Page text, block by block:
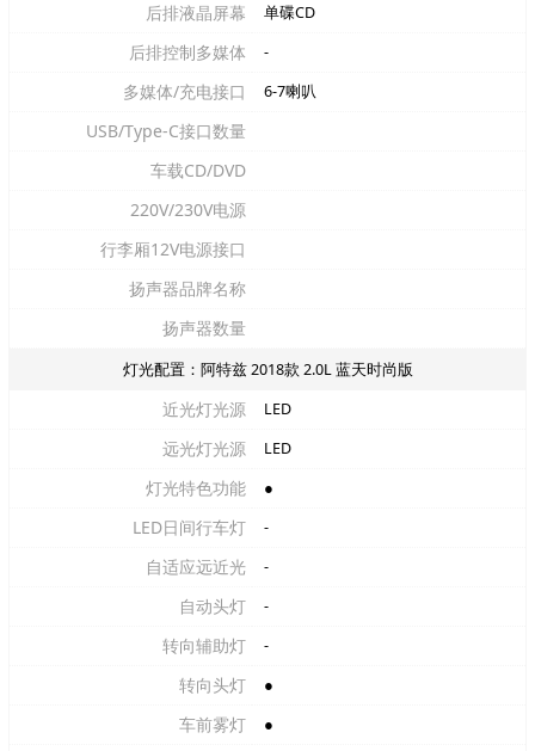
后排液晶屏幕 单碟CD
后排控制多媒体 -
多媒体/充电接口 6-7喇叭
USB/Type-C接口数量
车载CD/DVD
220V/230V电源
行李厢12V电源接口
扬声器品牌名称
扬声器数量
灯光配置：阿特兹 2018款 2.0L 蓝天时尚版
近光灯光源 LED
远光灯光源 LED
灯光特色功能 ●
LED日间行车灯 -
自适应远近光 -
自动头灯 -
转向辅助灯 -
转向头灯 ●
车前雾灯 ●